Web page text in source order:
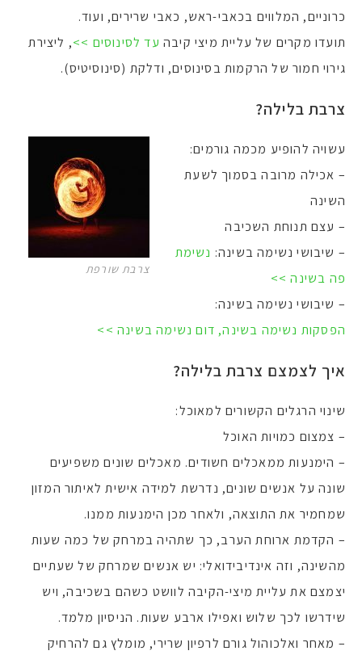
כרוניים, המלווים בכאבי-ראש, כאבי שרירים, ועוד.
תועדו מקרים של עליית מיצי קיבה עד לסינוסים >>, ליצירת
גירוי חמור של הרקמות בסינוסים, ודלקת (סינוסיטיס).
צרבת בלילה?
צרבת שורפת
עשויה להופיע מכמה גורמים:
– אכילה מרובה בסמוך לשעת
השינה
– עצם תנוחת השכיבה
– שיבושי נשימה בשינה: נשימת
פה בשינה >>
– שיבושי נשימה בשינה:
הפסקות נשימה בשינה, דום נשימה בשינה >>
איך לצמצם צרבת בלילה?
שינוי הרגלים הקשורים למאוכל:
– צמצום כמויות האוכל
– הימנעות ממאכלים חשודים. מאכלים שונים משפיעים
שונה על אנשים שונים, נדרשת למידה אישית לאיתור המזון
שמחמיר את התוצאה, ולאחר מכן הימנעות ממנו.
– הקדמת ארוחת הערב, כך שתהיה במרחק של כמה שעות
מהשינה, וזה אינדיבידואלי: יש אנשים שמרחק של שעתיים
יצמצם את עליית מיצי-הקיבה לוושט כשהם בשכיבה, ויש
שידרשו לכך שלוש ואפילו ארבע שעות. הניסיון מלמד.
– מאחר ואלכוהול גורם לרפיון שרירי, מומלץ גם להרחיק